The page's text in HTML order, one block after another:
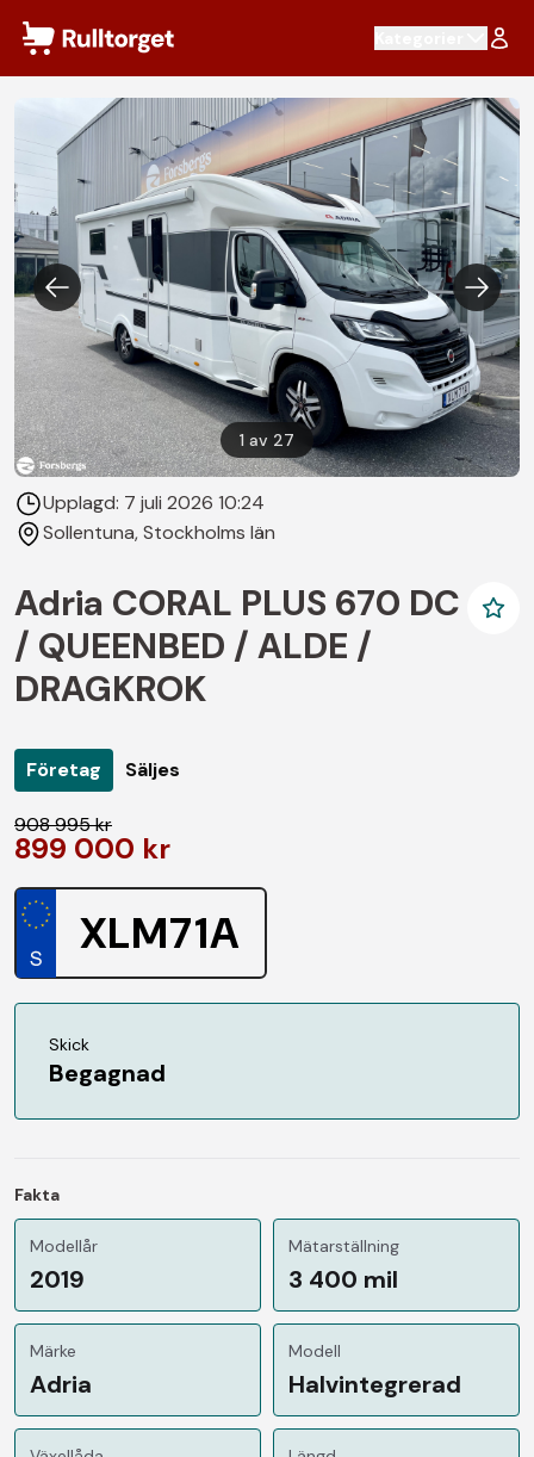
1 av 27
Upplagd: 7 juli 2026 10:24
Sollentuna, Stockholms län
Adria CORAL PLUS 670 DC
/ QUEENBED / ALDE /
DRAGKROK
Företag Säljes
908 995 kr
899 000 kr
XLM71A
Skick
Begagnad
Fakta
Modellår
2019
Mätarställning
3 400 mil
Märke
Adria
Modell
Halvintegrerad